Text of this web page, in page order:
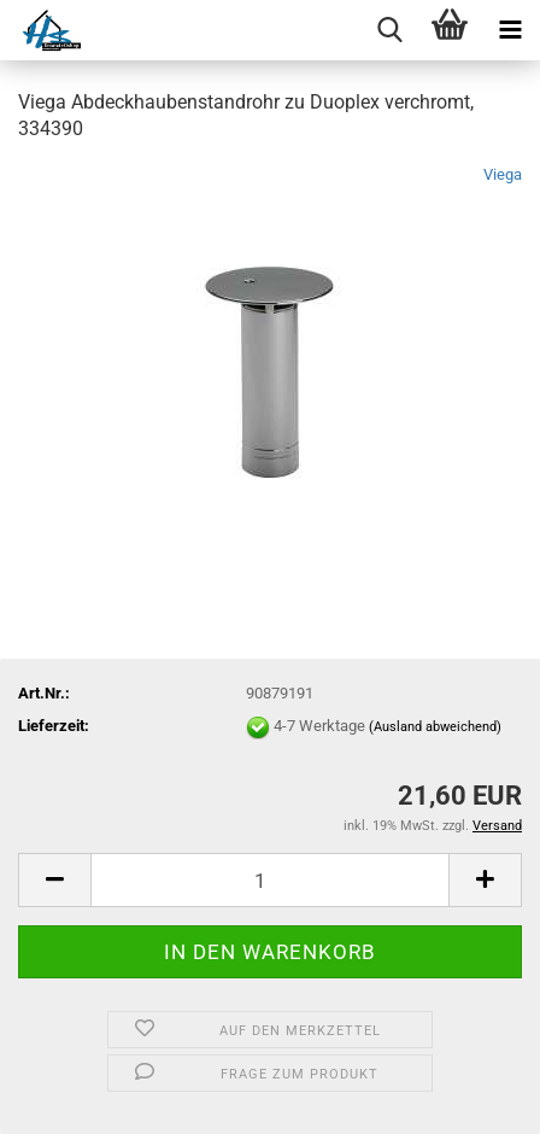
Viega Abdeckhaubenstandrohr zu Duoplex verchromt,
334390
Viega
Art.Nr.:
90879191
Lieferzeit:
4-7 Werktage(Ausland abweichend)
21,60 EUR
inkl. 19% MwSt. zzgl. Versand
AUF DEN MERKZETTEL
FRAGE ZUM PRODUKT